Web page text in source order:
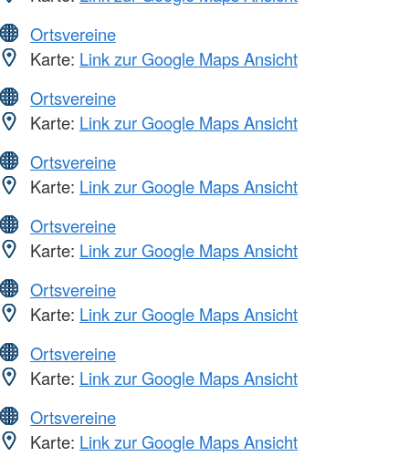
Ortsvereine
Karte: Link zur Google Maps Ansicht
Ortsvereine
Karte: Link zur Google Maps Ansicht
Ortsvereine
Karte: Link zur Google Maps Ansicht
Ortsvereine
Karte: Link zur Google Maps Ansicht
Ortsvereine
Karte: Link zur Google Maps Ansicht
Ortsvereine
Karte: Link zur Google Maps Ansicht
Ortsvereine
Karte: Link zur Google Maps Ansicht